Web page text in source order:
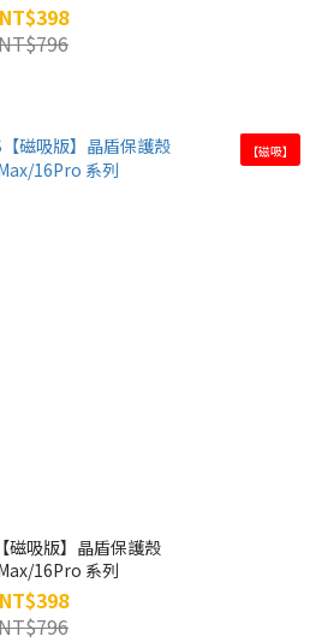
NT$398
磁吸版】晶盾保護殼
16Pro 系列
NT$398
【磁吸】